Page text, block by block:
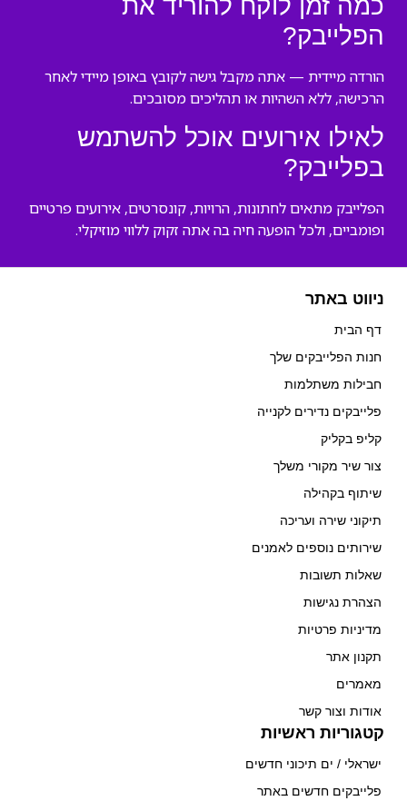
כמה זמן לוקח להוריד את
הפלייבק?
הורדה מיידית — אתה מקבל גישה לקובץ באופן מיידי לאחר
הרכישה, ללא השהיות או תהליכים מסובכים.
לאילו אירועים אוכל להשתמש
בפלייבק?
הפלייבק מתאים לחתונות, הרויות, קונסרטים, אירועים פרטיים
ופומביים, ולכל הופעה חיה בה אתה זקוק ללווי מוזיקלי.
ניווט באתר
דף הבית
חנות הפלייבקים שלך
חבילות משתלמות
פלייבקים נדירים לקנייה
קליפ בקליק
צור שיר מקורי משלך
שיתוף בקהילה
תיקוני שירה ועריכה
שירותים נוספים לאמנים
שאלות תשובות
הצהרת נגישות
מדיניות פרטיות
תקנון אתר
מאמרים
אודות וצור קשר
קטגוריות ראשיות
ישראלי / ים תיכוני חדשים
פלייבקים חדשים באתר